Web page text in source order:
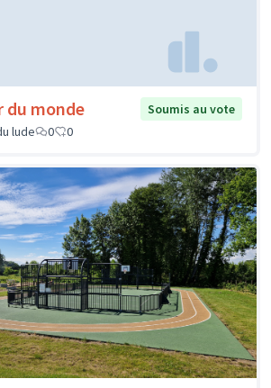
du monde
Soumis au vote
lude
0 0